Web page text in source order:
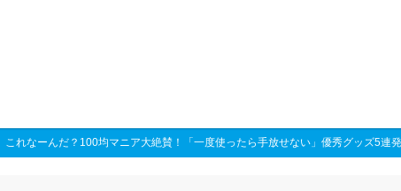
これなーんだ？100均マニア大絶賛！「一度使ったら手放せない」優秀グッズ5連発